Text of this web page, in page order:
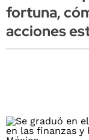
fortuna,
acciones